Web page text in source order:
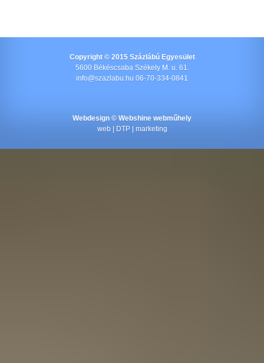
Copyright © 2015 Százlábú Egyesület
5600 Békéscsaba Székely M. u. 61.
info@szazlabu.hu 06-70-334-0841
Webdesign © Webshine webműhely
web | DTP | marketing